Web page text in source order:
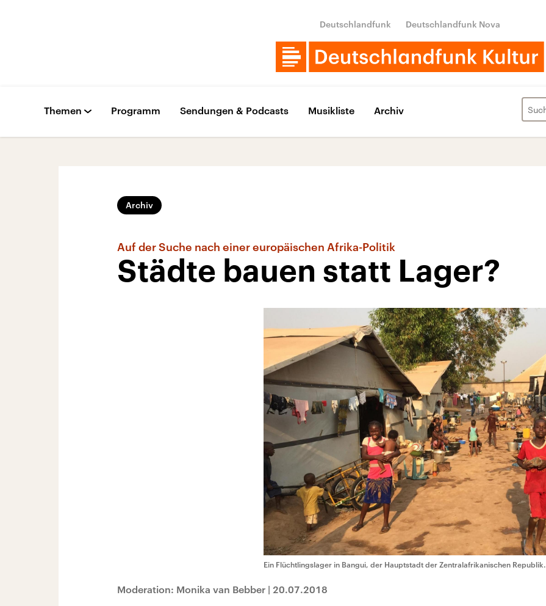
Deutschlandfunk Deutschlandfunk Nova
Themen Programm Sendungen & Podcasts Musikliste Archiv
Archiv
Auf der Suche nach einer europäischen Afrika-Politik
Städte bauen statt Lager?
Ein Flüchtlingslager in Bangui, der Hauptstadt der Zentralafrikanischen Republik.
Moderation: Monika van Bebber | 20.07.2018